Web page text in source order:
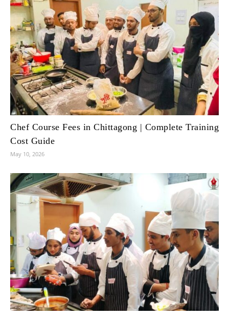
Chef Course Fees in Chittagong | Complete Training
Cost Guide
May 10, 2026